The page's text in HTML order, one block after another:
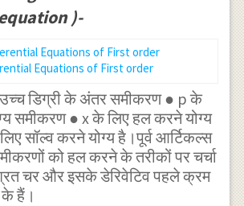
x+2y
}
)-
Equations of First order
डिग्री के अंतर समीकरण ● p के
समीकरण ● x के लिए हल करने योग्य
सॉल्व करने योग्य है।पूर्व आर्टिकल्स
को हल करने के तरीकों पर चर्चा
चर और इसके डेरिवेटिव पहले क्रम
के हैं।